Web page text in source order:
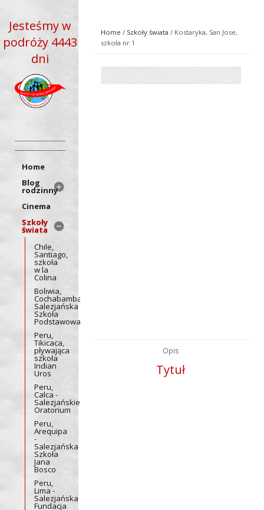
Jesteśmy w
podróży 4443
dni
Home
Blog
rodzinny
Cinema
Szkoły
świata
Chile,
Santiago,
szkoła
w la
Colina
Boliwia,
Cochabamba,
Salezjańska
Szkoła
Podstawowa
Peru,
Tikicaca,
pływająca
szkoła
Indian
Uros
Peru,
Calca -
Salezjańskie
Oratorium
Peru,
Arequipa
-
Salezjańska
Szkoła
Jana
Bosco
Peru,
Lima -
Salezjańska
Fundacja
Home / Szkoły świata / Kostaryka, San Jose,
szkoła nr 1
Opis
Tytuł